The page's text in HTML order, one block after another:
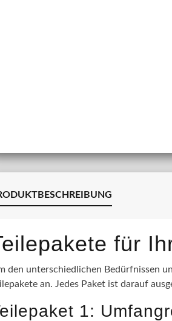
für
den unterschiedlichen Bedürfnissen
an. Jedes Paket ist darauf
1: